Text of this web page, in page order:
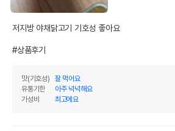
저지방 야채닭고기 기호성 좋아요
#상품후기
맛(기호성)
잘 먹어요
유통기한
아주 넉넉해요
가성비
최고에요